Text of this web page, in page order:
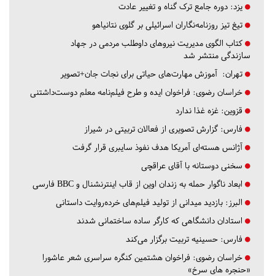
یزد: دوره جامع ترک گناه و تغییر عادت
تیغ تیز روزنامه‌نگاران اسرائیلی بر گلوی نتانیاهو
کتاب الگوی مدیریت نیروهای داوطلب مردمی در جهاد
سازندگی منتشر شد
تهران: آموزش مهارت‌های حیاتی برای نجات جان+تصویر
خراسان رضوی: فراخوان ایده و طرح فیلم‌نامه معلم دوست‌داشتنی
قزوین: غزه غذا ندارد
فارس: گزارش تصویری از فعالان تربیتی در شیراز
آژانس هسته‌ای آمریکا هدف نفوذ سایبری قرار گرفت
سخنی دوستانه با آقای عراقچی
ابعاد ناگوار حمله به زندان اوین از قاب اینترنشنال و BBC فارسی
البرز: بازدید میدانی از تولید فیلم‌های خرده‌روایت داستانی
استادان دانشگاهی که کارگر ساده ساختمانی شدند
فارس: حسینیه تربیت برگزار می‌کند
خراسان رضوی: فراخوان هشتمین کنگره سراسری شعر عاشورا
«حنجره های سرخ»